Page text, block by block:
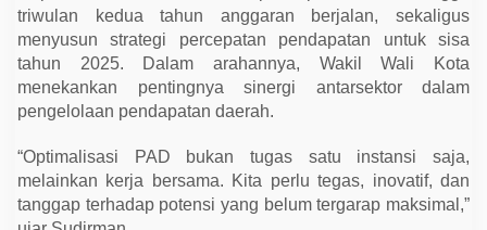
a
t
k
a
n
P
D
triwulan kedua tahun anggaran berjalan, sekaligus
menyusun strategi percepatan pendapatan untuk sisa
tahun 2025. Dalam arahannya, Wakil Wali Kota
menekankan pentingnya sinergi antarsektor dalam
pengelolaan pendapatan daerah.
“Optimalisasi PAD bukan tugas satu instansi saja,
melainkan kerja bersama. Kita perlu tegas, inovatif, dan
tanggap terhadap potensi yang belum tergarap maksimal,”